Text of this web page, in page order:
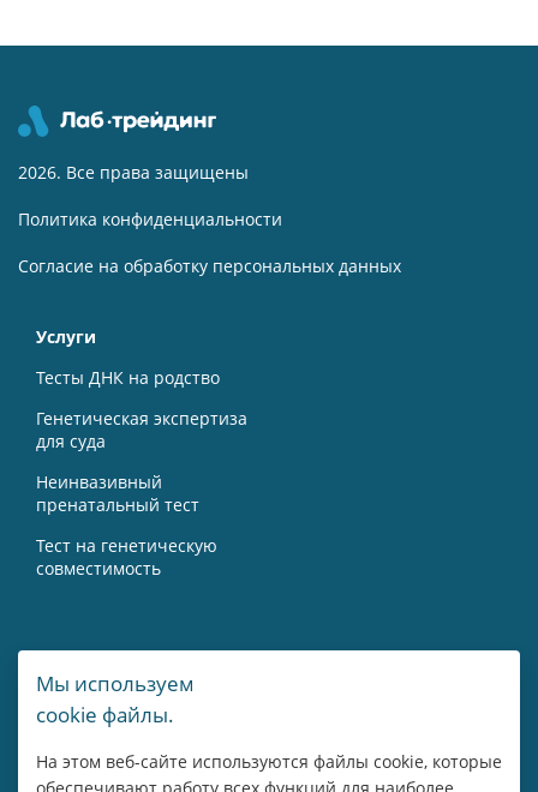
2026. Все права защищены
Политика конфиденциальности
Согласие на обработку персональных данных
Услуги
Тесты ДНК на родство
Генетическая экспертиза
для суда
Неинвазивный
пренатальный тест
Тест на генетическую
совместимость
Контакты
г. Москва, Мичуринский пр-т, 15А
8 800 775 43 14
Мы используем
cookie файлы.
На этом веб-сайте используются файлы cookie, которые